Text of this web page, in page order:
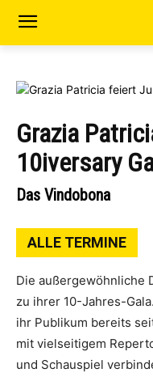
Grazia
10iversary
Das Vindobona
ALLE TERMINE
Die außergewöhnliche
zu ihrer 10-Jahres-
ihr Publikum bereits
mit vielseitigem
und Schauspiel